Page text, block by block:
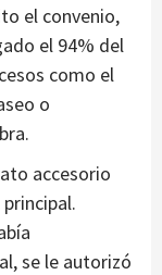
el convenio,
el 94% del
como el
o
accesorio
se le autorizó